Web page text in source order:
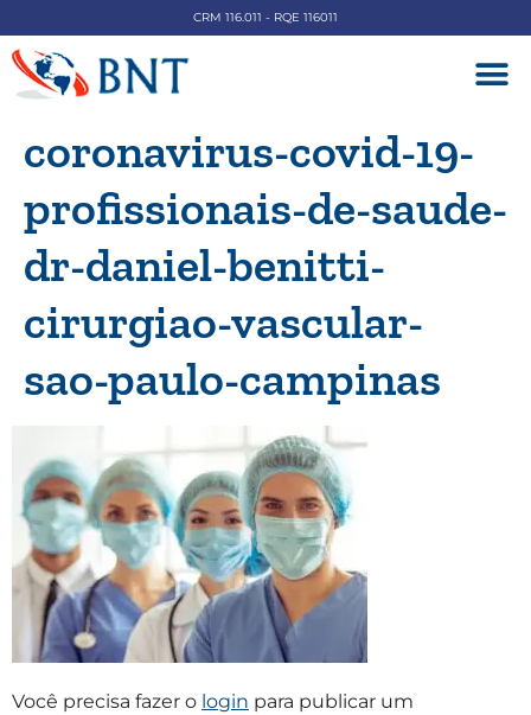
CRM 116.011 - RQE 116011
coronavirus-covid-19-
profissionais-de-saude-
dr-daniel-benitti-
cirurgiao-vascular-
sao-paulo-campinas
Você precisa fazer o login para publicar um